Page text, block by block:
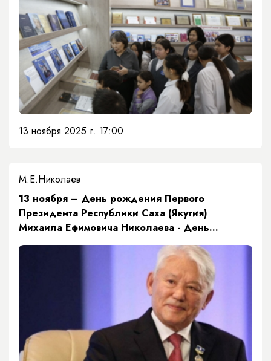
13 ноября 2025 г. 17:00
М.Е.Николаев
13 ноября – День рождения Первого
Президента Республики Саха (Якутия)
Михаила Ефимовича Николаева - День
инноваций в Республике Саха (Якутия)